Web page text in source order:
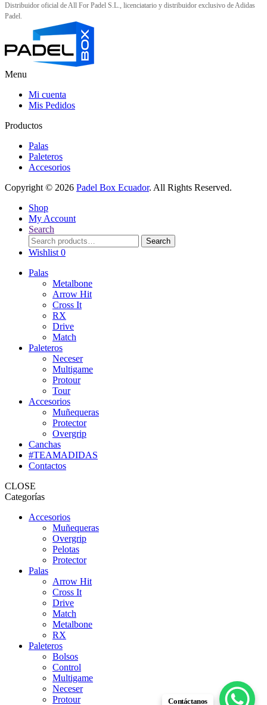
Distribuidor oficial de All For Padel S.L., licenciatario y distribuidor exclusivo de Adidas
Padel.
Menu
Mi cuenta
Mis Pedidos
Productos
Palas
Paleteros
Accesorios
Copyright © 2026 Padel Box Ecuador. All Rights Reserved.
Shop
My Account
Search
Search
for:
Search
Wishlist 0
Palas
Metalbone
Arrow Hit
Cross It
RX
Drive
Match
Paleteros
Neceser
Multigame
Protour
Tour
Accesorios
Muñequeras
Protector
Overgrip
Canchas
#TEAMADIDAS
Contactos
CLOSE
Categorías
Accesorios
Muñequeras
Overgrip
Pelotas
Protector
Palas
Arrow Hit
Cross It
Drive
Match
Metalbone
RX
Paleteros
Bolsos
Control
Multigame
Neceser
Protour
Contáctanos